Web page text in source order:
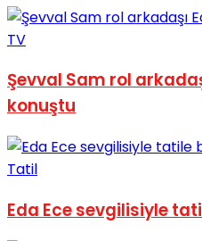
No Result
View All Result
TV
Şevval Sam rol
konuştu
Tatil
Eda Ece sevgilisiyle